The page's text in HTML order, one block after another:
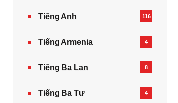
Tiếng Anh 116
Tiếng Armenia‎ 4
Tiếng Ba Lan 8
Tiếng Ba Tư 4